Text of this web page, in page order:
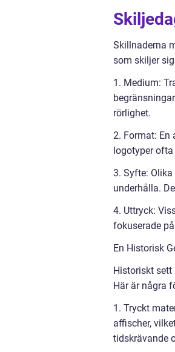
Skillnaderna
som skiljer
1. Medium:
rörlighet.
2. Format:
logotyper
3. Syfte:
underhålla.
4. Uttryck:
fokuserade
En Historisk
Historiskt
Här är några
1. Tryckt
affischer,
tidskrävande